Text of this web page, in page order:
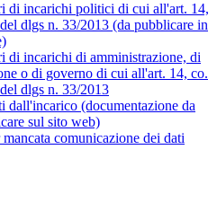
di incarichi politici di cui all'art. 14,
dlgs n. 33/2013 (da pubblicare in
di incarichi di amministrazione, di
o di governo di cui all'art. 14, co.
dlgs n. 33/2013
dall'incarico (documentazione da
sul sito web)
comunicazione dei dati